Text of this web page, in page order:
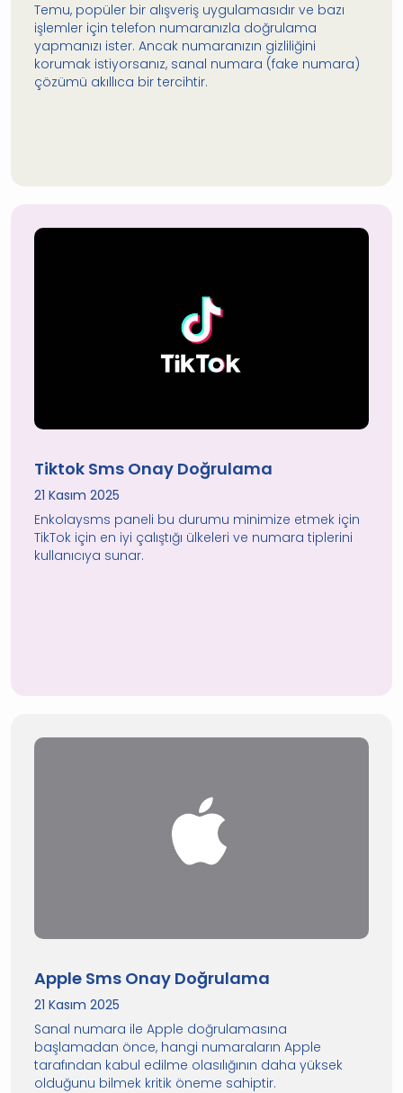
Temu, popüler bir alışveriş uygulamasıdır ve bazı
işlemler için telefon numaranızla doğrulama
yapmanızı ister. Ancak numaranızın gizliliğini
korumak istiyorsanız, sanal numara (fake numara)
çözümü akıllıca bir tercihtir.
Tiktok Sms Onay Doğrulama
21 Kasım 2025
Enkolaysms paneli bu durumu minimize etmek için
TikTok için en iyi çalıştığı ülkeleri ve numara tiplerini
kullanıcıya sunar.
Apple Sms Onay Doğrulama
21 Kasım 2025
Sanal numara ile Apple doğrulamasına
başlamadan önce, hangi numaraların Apple
tarafından kabul edilme olasılığının daha yüksek
olduğunu bilmek kritik öneme sahiptir.